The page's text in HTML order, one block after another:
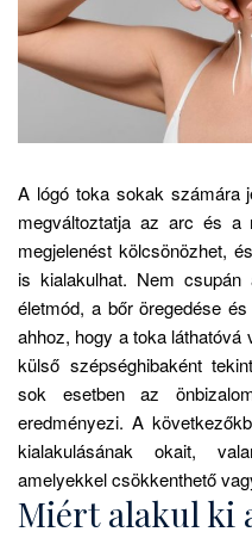
A lógó toka sokak számára
megváltoztatja az arc és a
megjelenést kölcsönözhet,
is kialakulhat. Nem csupán
életmód, a bőr öregedése
ahhoz, hogy a toka láthatóvá
külső szépséghibaként
sok esetben az
eredményezi. A
kialakulásának okait,
amelyekkel csökkenthető
Miért alakul ki